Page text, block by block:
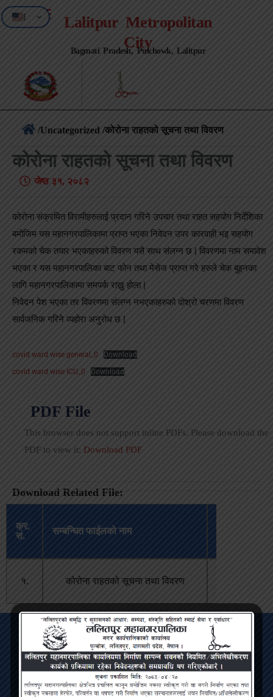
Lalitpur Metropolitan
City
Bagmati Pradesh, Pulchowk, Lalitpur
/Uncategorized /कोरोना राहतको सूचना तथा विवरण
कोरोना राहतको सूचना तथा विवरण
जेष्ठ ३१, २०८२
कोरोना संक्रमित विरामीहरुलाई प्रदान गरिने उपचार तथा राहत सहयोग निर्देशिका
बमोजिम यस महानगरपालिकामा प्राप्त भएका निवेदन उपर कारवाही भइ सहयोग
रकमको चेक तयार भएकाहरुको विवरण यसै साथ संलग्न छ | विवरणमा नाम समावेश
भएका र यस महानगरपालिका बाट फोन तथा मेसेज प्राप्त गरे हरुले चेक बुझ्नका
लागि महानगरपालिकामा समपर्क राख्नु होला |
निवेदन पेश भएका तर विवरणमा संलग्न नभएकाहरुको दोश्रो चरणमा विवरण
सार्वजनिक गरिने व्यहोरा अनुरोध छ |
covid ward wise general_0
Download
covid ward wise ICU_0
Download
PDF File
This browser does not support inline PDFs. Please download the
PDF to view it: Download PDF
Download Related File:
क्र.
स.
सम्बन्धित फाईलको नाम
१. कोरोना राहतको सूचना तथा विवरण